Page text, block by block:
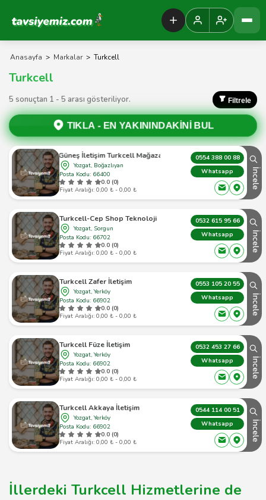
Tavsiyemiz Anasayfa
Anasayfa > Markalar > Turkcell
Turkcell
5 sonuçtan 1 - 5 arası gösteriliyor. Filtrele
TIKLA - EN YAKININDAKİNİ BUL
Güneş İletişim Turkcell Mağaza
Yozgat, Boğazlıyan
Posta Kodu: 66400
0.0 (0)
Fiyat Aralığı: 0,00 ₺ - 0,00 ₺
0554 388 00 88
Whatsapp
İncele
Turkcell-Cep Shop Teknoloji
Yozgat, Sorgun
Posta Kodu: 66702
0.0 (0)
Fiyat Aralığı: 0,00 ₺ - 0,00 ₺
0532 615 95 66
Whatsapp
İncele
Turkcell Zafer İletişim
Yozgat, Yerköy
Posta Kodu: 66902
0.0 (0)
Fiyat Aralığı: 0,00 ₺ - 0,00 ₺
0553 105 20 55
Whatsapp
İncele
Turkcell Füze İletişim
Yozgat, Yerköy
Posta Kodu: 66902
0.0 (0)
Fiyat Aralığı: 0,00 ₺ - 0,00 ₺
0532 453 27 66
Whatsapp
İncele
Turkcell Akkaya İletişim
Yozgat, Yerköy
Posta Kodu: 66902
0.0 (0)
Fiyat Aralığı: 0,00 ₺ - 0,00 ₺
0544 114 00 51
Whatsapp
İncele
İllerdeki Turkcell Hizmetlerine de